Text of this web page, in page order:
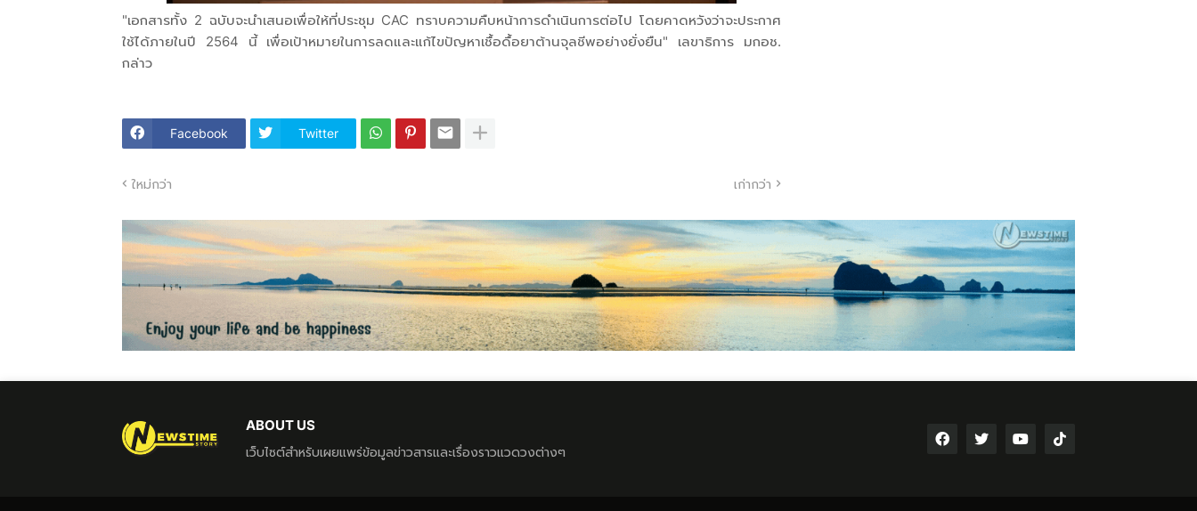
"เอกสารทั้ง 2 ฉบับจะนำเสนอเพื่อให้ที่ประชุม CAC ทราบความคืบหน้าการดำเนินการต่อไป โดยคาดหวังว่าจะประกาศ
ใช้ได้ภายในปี 2564 นี้ เพื่อเป้าหมายในการลดและแก้ไขปัญหาเชื้อดื้อยาต้านจุลชีพอย่างยั่งยืน" เลขาธิการ มกอช.
กล่าว
Facebook Twitter
ใหม่กว่า เก่ากว่า
ABOUT US
เว็บไซต์สำหรับเผยแพร่ข้อมูลข่าวสารและเรื่องราวแวดวงต่างๆ